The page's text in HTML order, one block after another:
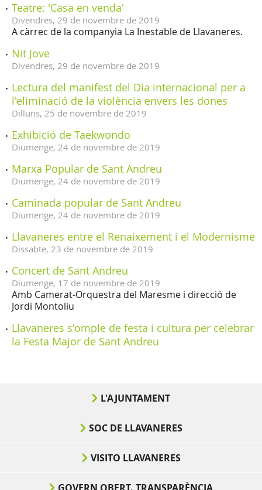
Teatre: 'Casa en venda'
Divendres, 29 de novembre de 2019
A càrrec de la companyia La Inestable de Llavaneres.
Nit Jove
Divendres, 29 de novembre de 2019
Lectura del manifest del Dia internacional per a
l'eliminació de la violència envers les dones
Dilluns, 25 de novembre de 2019
Exhibició de Taekwondo
Diumenge, 24 de novembre de 2019
Marxa Popular de Sant Andreu
Diumenge, 24 de novembre de 2019
Caminada popular de Sant Andreu
Diumenge, 24 de novembre de 2019
Llavaneres entre el Renaixement i el Modernisme
Dissabte, 23 de novembre de 2019
Concert de Sant Andreu
Diumenge, 17 de novembre de 2019
Amb Camerat-Orquestra del Maresme i direcció de
Jordi Montoliu
Llavaneres s'omple de festa i cultura per celebrar
la Festa Major de Sant Andreu
L'AJUNTAMENT
SOC DE LLAVANERES
VISITO LLAVANERES